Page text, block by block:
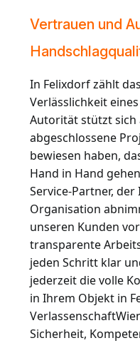
Vertrauen und
In Felixdorf zählt
Verlässlichkeit
Autorität stützt
abgeschlossene
bewiesen haben,
Hand in Hand
Service-Partner,
Organisation
unseren Kunden
transparente
jeden Schritt klar
jederzeit die volle
in Ihrem Objekt in
Sicherheit,